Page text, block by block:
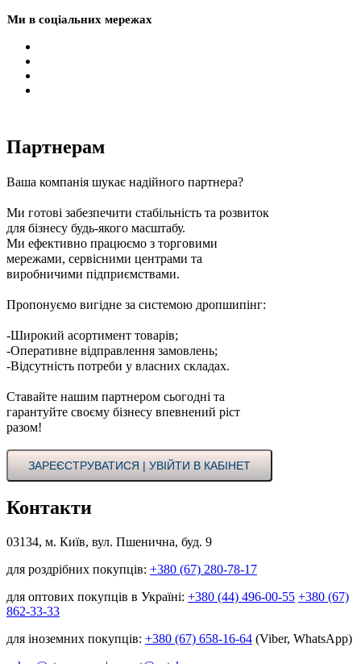
Ми в соціальних мережах
Партнерам
Ваша компанія шукає надійного партнера?
Ми готові забезпечити стабільність та розвиток
для бізнесу будь-якого масштабу.
Ми ефективно працюємо з торговими
мережами, сервісними центрами та
виробничими підприємствами.
Пропонуємо вигідне за системою дропшипінг:
-Широкий асортимент товарів;
-Оперативне відправлення замовлень;
-Відсутність потреби у власних складах.
Ставайте нашим партнером сьогодні та
гарантуйте своєму бізнесу впевнений ріст
разом!
ЗАРЕЄСТРУВАТИСЯ | УВІЙТИ В КАБІНЕТ
Контакти
03134, м. Київ, вул. Пшенична, буд. 9
для роздрібних покупців: +380 (67) 280-78-17
для оптових покупців в Україні: +380 (44) 496-00-55 +380 (67)
862-33-33
для іноземних покупців: +380 (67) 658-16-64 (Viber, WhatsApp)